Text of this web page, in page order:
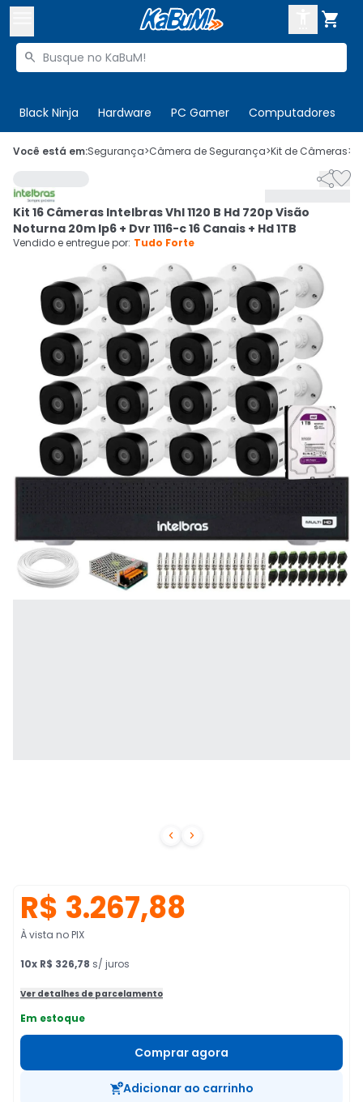

Buscar produtos

Black Ninja Hardware PC Gamer Computadores
 Olá. Acesse sua conta

Cupons
Ativar tradutor em libras
CADASTRE-SE
Você está em:Segurança>Câmera de Segurança>Kit de Câmeras>
 

Kit 16 Câmeras Intelbras Vhl 1120 B Hd 720p Visão
Noturna 20m Ip6 + Dvr 1116-c 16 Canais + Hd 1TB
Vendido e entregue por: Tudo Forte
R$ 3.267,88
À vista no PIX
10x R$ 326,78 s/ juros
Ver detalhes de parcelamento
Em estoque
Comprar agora
Adicionar ao carrinho